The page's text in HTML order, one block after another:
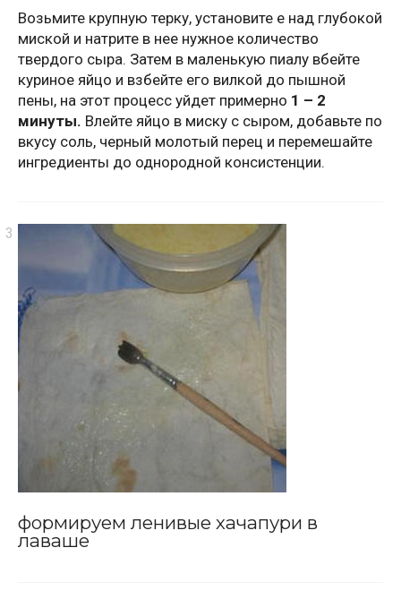
Возьмите крупную терку, установите е над глубокой
миской и натрите в нее нужное количество
твердого сыра. Затем в маленькую пиалу вбейте
куриное яйцо и взбейте его вилкой до пышной
пены, на этот процесс уйдет примерно 1 – 2
минуты. Влейте яйцо в миску с сыром, добавьте по
вкусу соль, черный молотый перец и перемешайте
ингредиенты до однородной консистенции.
формируем ленивые хачапури в
лаваше